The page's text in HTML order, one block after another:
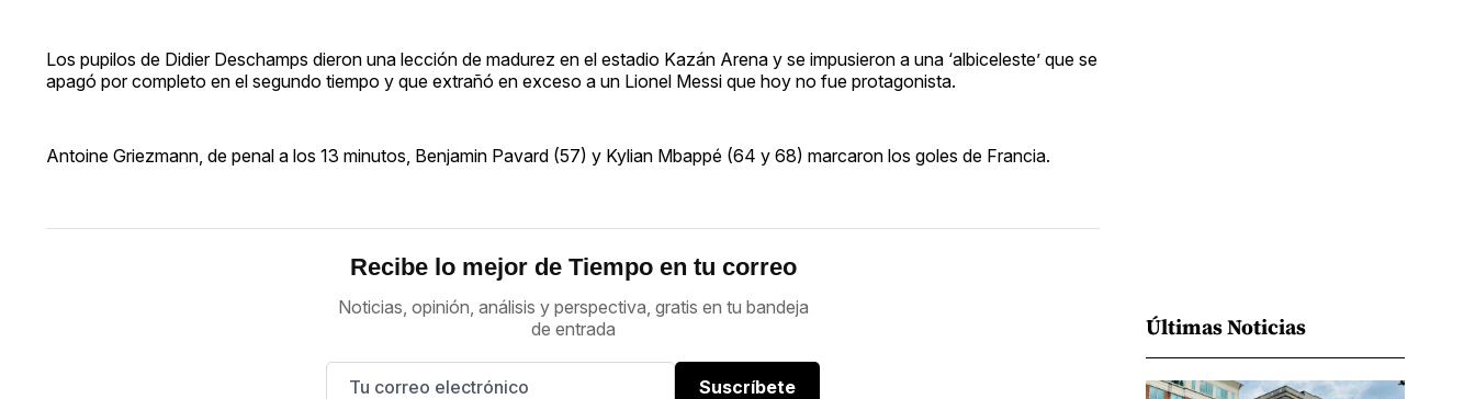
Los pupilos de Didier Deschamps dieron una lección de madurez en el estadio Kazán Arena y se impusieron a una ‘albiceleste’ que se
apagó por completo en el segundo tiempo y que extrañó en exceso a un Lionel Messi que hoy no fue protagonista.
Antoine Griezmann, de penal a los 13 minutos, Benjamin Pavard (57) y Kylian Mbappé (64 y 68) marcaron los goles de Francia.
Recibe lo mejor de Tiempo en tu correo
Noticias, opinión, análisis y perspectiva, gratis en tu bandeja
de entrada
Suscríbete
Últimas Noticias